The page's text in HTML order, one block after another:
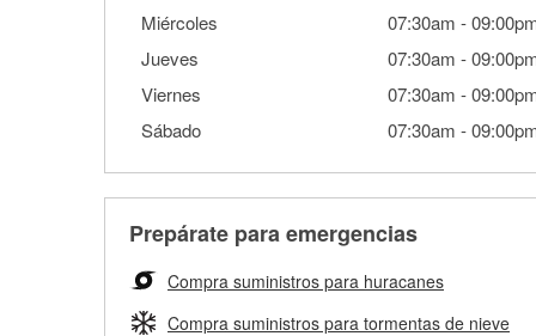
Miércoles
07:30am -
Jueves
07:30am -
Viernes
07:30am -
Sábado
07:30am -
Prepárate para emergencias
Compra suministros para huracanes
Compra suministros para tormentas de nieve